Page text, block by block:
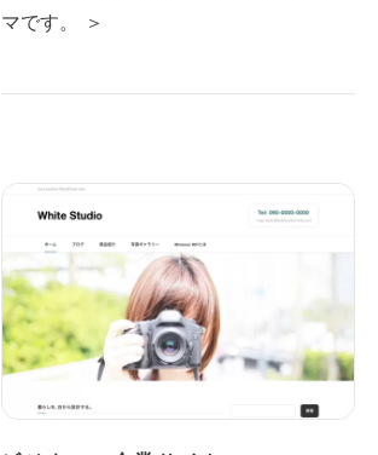
マです。 ＞